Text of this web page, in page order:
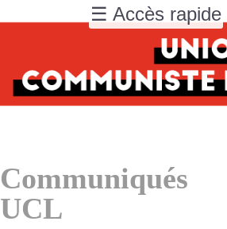
Communiqués
UCL
☰ Accès rapide